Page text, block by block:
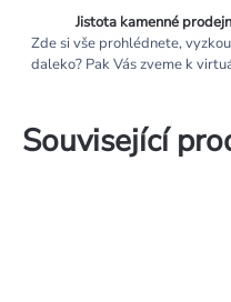
Jistota kamenné
Zde si vše prohlédnete,
daleko? Pak Vás zveme k
Související